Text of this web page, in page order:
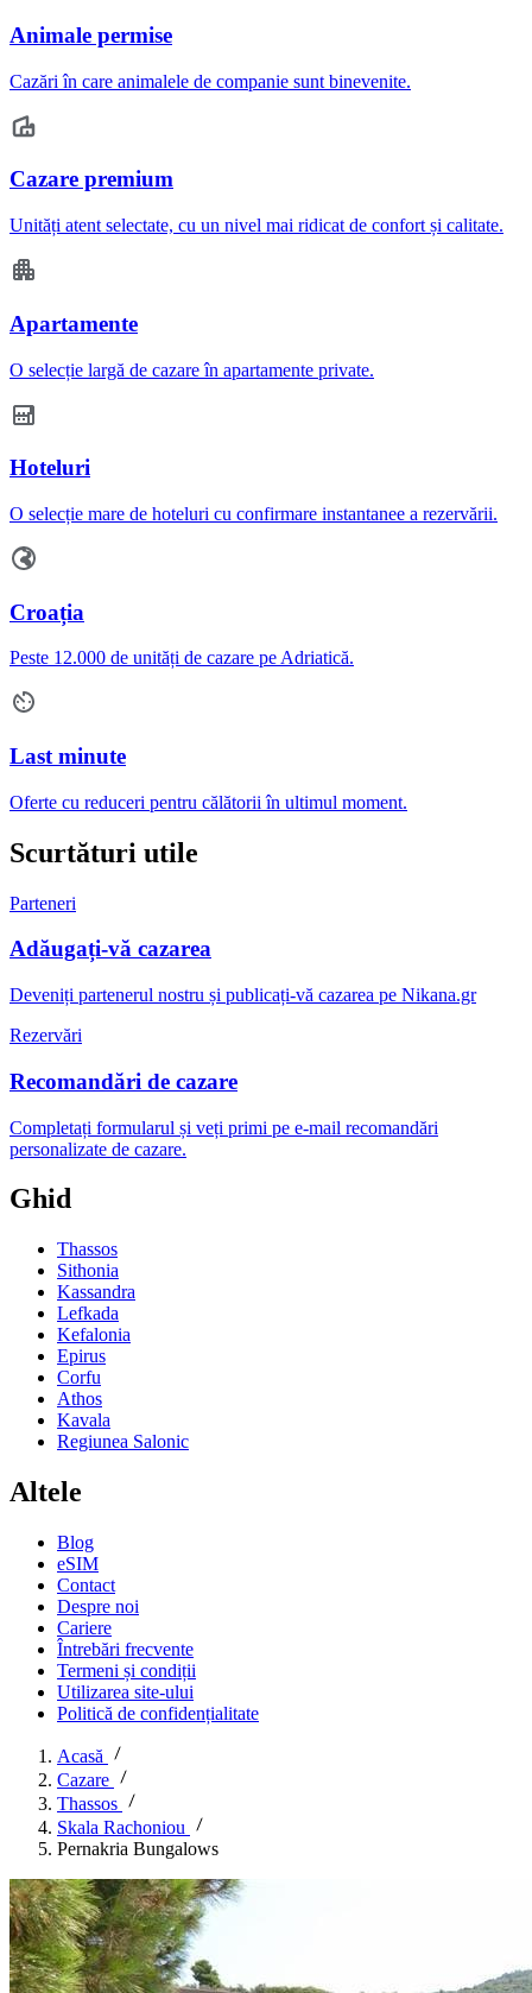
Animale permise
Cazări în care animalele de companie sunt binevenite.
Cazare premium
Unități atent selectate, cu un nivel mai ridicat de confort și calitate.
Apartamente
O selecție largă de cazare în apartamente private.
Hoteluri
O selecție mare de hoteluri cu confirmare instantanee a rezervării.
Croația
Peste 12.000 de unități de cazare pe Adriatică.
Last minute
Oferte cu reduceri pentru călătorii în ultimul moment.
Scurtături utile
Parteneri
Adăugați-vă cazarea
Deveniți partenerul nostru și publicați-vă cazarea pe Nikana.gr
Rezervări
Recomandări de cazare
Completați formularul și veți primi pe e-mail recomandări
personalizate de cazare.
Ghid
Thassos
Sithonia
Kassandra
Lefkada
Kefalonia
Epirus
Corfu
Athos
Kavala
Regiunea Salonic
Altele
Blog
eSIM
Contact
Despre noi
Cariere
Întrebări frecvente
Termeni și condiții
Utilizarea site-ului
Politică de confidențialitate
Acasă
Cazare
Thassos
Skala Rachoniou
Pernakria Bungalows